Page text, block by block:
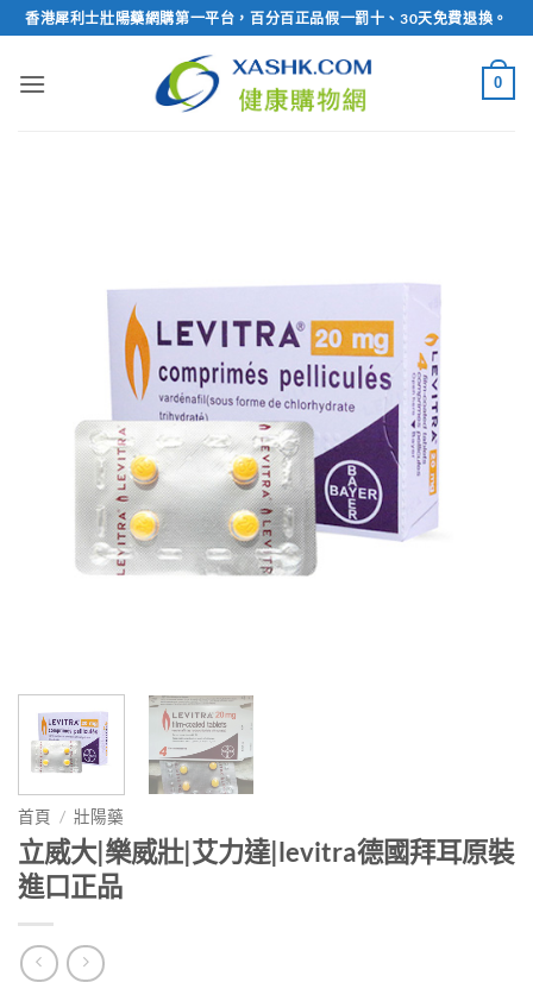
Skip
to
content
香港犀利士壯陽藥網購第一平台，百分百正品假一罰十、30天免費退換。
0
首頁 / 壯陽藥
立威大|樂威壯|艾力達|levitra德國拜耳原裝
進口正品